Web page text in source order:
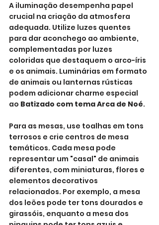
A iluminação desempenha papel
crucial na criação da atmosfera
adequada. Utilize luzes quentes
para dar aconchego ao ambiente,
complementadas por luzes
coloridas que destaquem o arco-íris
e os animais. Luminárias em formato
de animais ou lanternas rústicas
podem adicionar charme especial
ao Batizado com tema Arca de Noé.
Para as mesas, use toalhas em tons
terrosos e crie centros de mesa
temáticos. Cada mesa pode
representar um "casal" de animais
diferentes, com miniaturas, flores e
elementos decorativos
relacionados. Por exemplo, a mesa
dos leões pode ter tons dourados e
girassóis, enquanto a mesa dos